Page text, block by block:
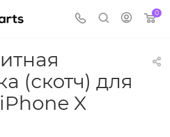
0
(скотч) для
X